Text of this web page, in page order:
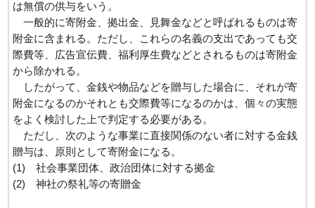
は無償の供与をいう。
一般的に寄附金、拠出金、見舞金などと呼ばれるものは寄
附金に含まれる。ただし、これらの名義の支出であっても交
際費等、広告宣伝費、福利厚生費などとされるものは寄附金
から除かれる。
したがって、金銭や物品などを贈与した場合に、それが寄
附金になるのかそれとも交際費等になるのかは、個々の実態
をよく検討した上で判定する必要がある。
ただし、次のような事業に直接関係のない者に対する金銭
贈与は、原則として寄附金になる。
(1) 社会事業団体、政治団体に対する拠金
(2) 神社の祭礼等の寄贈金